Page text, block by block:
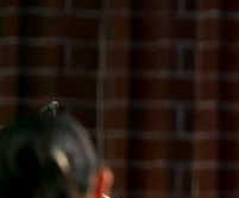
Kliknij, aby powiększyć